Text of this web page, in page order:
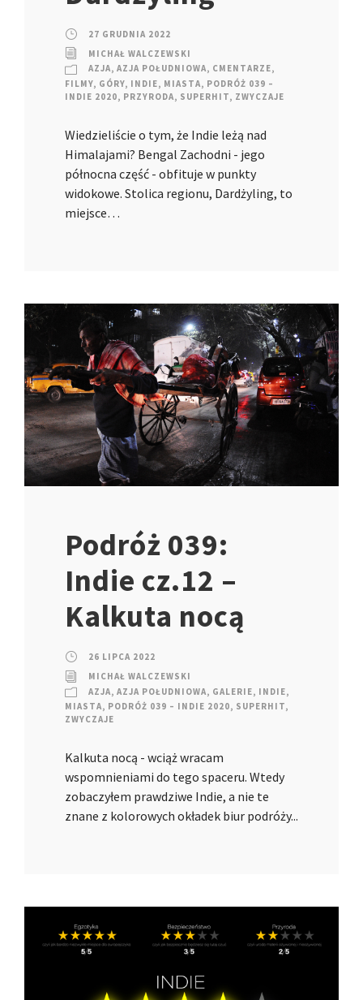
27 GRUDNIA 2022
MICHAŁ WALCZEWSKI
AZJA, AZJA POŁUDNIOWA, CMENTARZE,
FILMY, GÓRY, INDIE, MIASTA, PODRÓŻ 039 –
INDIE 2020, PRZYRODA, SUPERHIT, ZWYCZAJE
Wiedzieliście o tym, że Indie leżą nad
Himalajami? Bengal Zachodni - jego
północna część - obfituje w punkty
widokowe. Stolica regionu, Dardżyling, to
miejsce…
Podróż 039:
Indie cz.12 –
Kalkuta nocą
26 LIPCA 2022
MICHAŁ WALCZEWSKI
AZJA, AZJA POŁUDNIOWA, GALERIE, INDIE,
MIASTA, PODRÓŻ 039 – INDIE 2020, SUPERHIT,
ZWYCZAJE
Kalkuta nocą - wciąż wracam
wspomnieniami do tego spaceru. Wtedy
zobaczyłem prawdziwe Indie, a nie te
znane z kolorowych okładek biur podróży...